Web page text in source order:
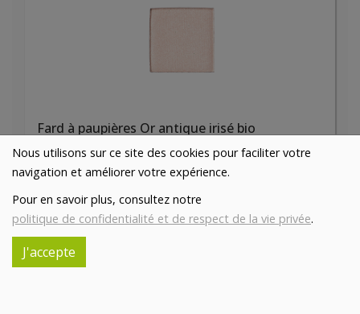
Nous utilisons sur ce site des cookies pour faciliter votre
navigation et améliorer votre expérience.
Pour en savoir plus, consultez notre
politique de confidentialité et de respect de la vie privée.
J'accepte
Fard à paupières Or antique irisé bio
AVRIL
- 1 pc
5€
Réception souhaitée le